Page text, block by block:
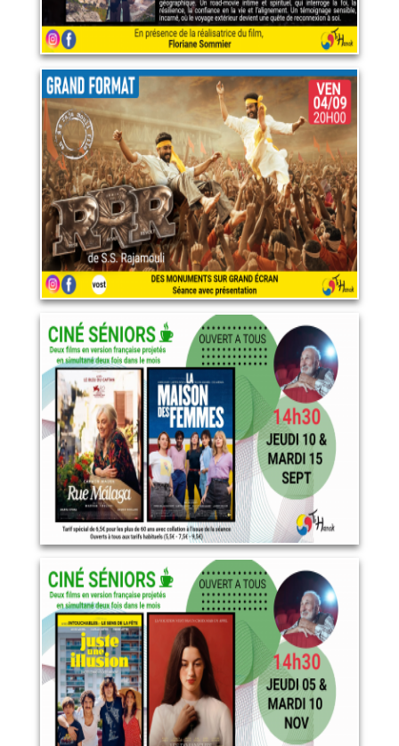
RRR
4 septembre 2026
LIRE PLUS
Septembre 2026
15 septembre 2026
LIRE PLUS
Novembre 2026
10 novembre 2026
LIRE PLUS